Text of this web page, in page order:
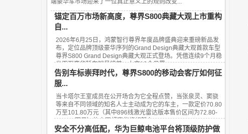
锚定百万市场新高度，尊界S800典藏大观上市重构
自...
2026年6月25日，鸿蒙智行尊界年度品牌盛典迎来重磅新品发
布，定位品牌顶级豪华序列的Grand Design典藏大观首款车型
尊界S800 Grand Design典藏大观正式登场。凭借连续9个月稳
坐百万豪华轿车销量榜首、上市13个月累...
告别车标崇拜时代，尊界S800的移动会客厅如何征
服...
当卡塔尔王室成员在公开场合为它全程点赞，当张泉灵、窦骁
等来自不同领域的知名人士主动成为它的车主，一款定价70.80
万至101.80万元（其中896线激光雷达版本售价区间为72.80-
101.80万元）的中国超豪华旗舰轿车——...
安全不分高低配，华为巨鲸电池平台将顶级防护做